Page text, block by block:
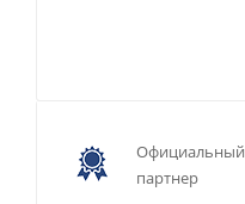
Официальный
партнер